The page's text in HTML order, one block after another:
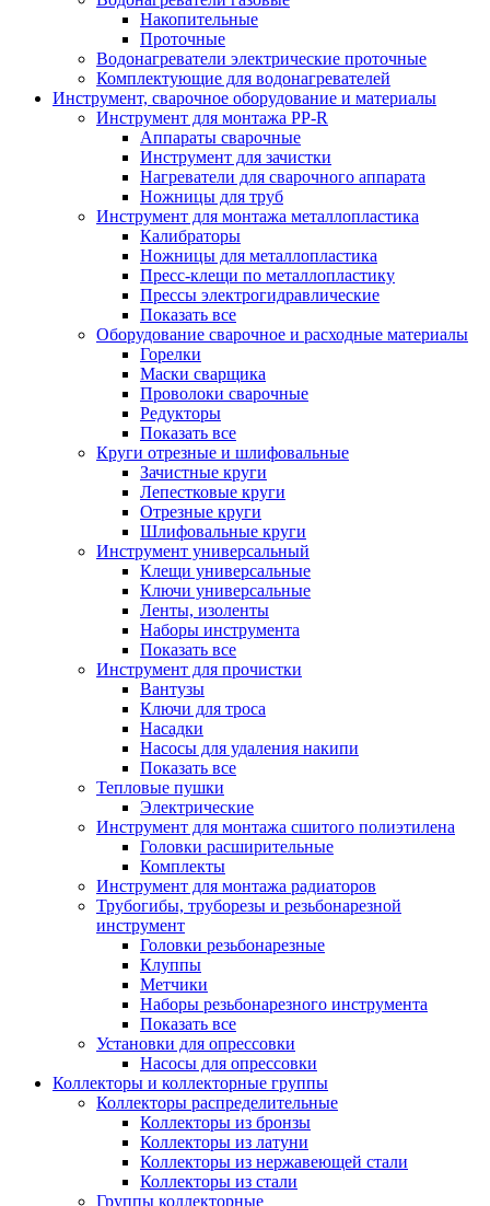
Накопительные
Проточные
Водонагреватели электрические проточные
Комплектующие для водонагревателей
Инструмент, сварочное оборудование и материалы
Инструмент для монтажа PP-R
Аппараты сварочные
Инструмент для зачистки
Нагреватели для сварочного аппарата
Ножницы для труб
Инструмент для монтажа металлопластика
Калибраторы
Ножницы для металлопластика
Пресс-клещи по металлопластику
Прессы электрогидравлические
Показать все
Оборудование сварочное и расходные материалы
Горелки
Маски сварщика
Проволоки сварочные
Редукторы
Показать все
Круги отрезные и шлифовальные
Зачистные круги
Лепестковые круги
Отрезные круги
Шлифовальные круги
Инструмент универсальный
Клещи универсальные
Ключи универсальные
Ленты, изоленты
Наборы инструмента
Показать все
Инструмент для прочистки
Вантузы
Ключи для троса
Насадки
Насосы для удаления накипи
Показать все
Тепловые пушки
Электрические
Инструмент для монтажа сшитого полиэтилена
Головки расширительные
Комплекты
Инструмент для монтажа радиаторов
Трубогибы, труборезы и резьбонарезной
инструмент
Головки резьбонарезные
Клуппы
Метчики
Наборы резьбонарезного инструмента
Показать все
Установки для опрессовки
Насосы для опрессовки
Коллекторы и коллекторные группы
Коллекторы распределительные
Коллекторы из бронзы
Коллекторы из латуни
Коллекторы из нержавеющей стали
Коллекторы из стали
Группы коллекторные